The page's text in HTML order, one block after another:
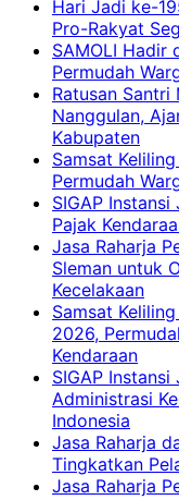
Hari Jadi ke-
Pro-Rakyat
SAMOLI Hadir
Permudah
Ratusan Santri
Nanggulan,
Kabupaten
Samsat
Permudah
SIGAP
Pajak
Jasa Raharja
Sleman untuk
Kecelakaan
Samsat
2026,
Kendaraan
SIGAP
Administrasi
Indonesia
Jasa Raharja
Tingkatkan
Jasa Raharja